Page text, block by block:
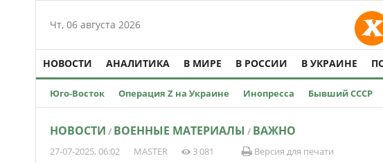
Чт, 06 августа 2026
НОВОСТИ АНАЛИТИКА В МИРЕ В РОССИИ В УКРАИНЕ
Юго-Восток Операция Z на Украине Инопресса Бывший СССР
НОВОСТИ / ВОЕННЫЕ МАТЕРИАЛЫ / ВАЖНО
27-07-2025, 06:02 MASTER 3 081 Версия для печати